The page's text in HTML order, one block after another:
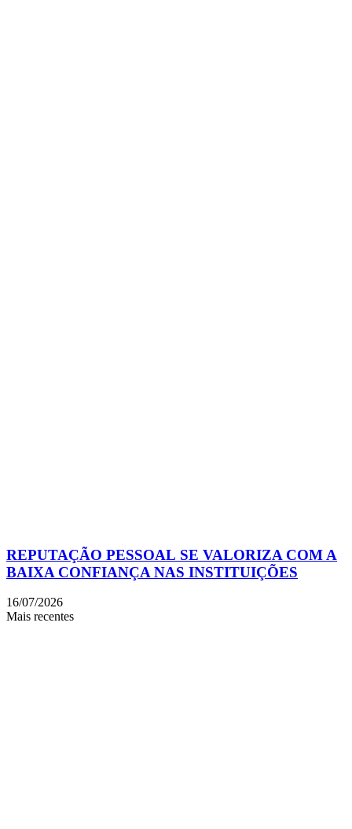
REPUTAÇÃO PESSOAL SE VALORIZA COM A
BAIXA CONFIANÇA NAS INSTITUIÇÕES
16/07/2026
Mais recentes